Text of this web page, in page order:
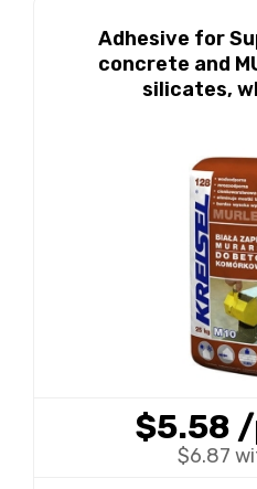
Adhesive for
concrete and
silicates,
$5.58 /
$6.87